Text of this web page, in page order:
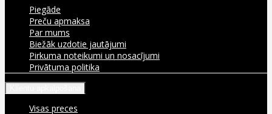
Piegāde
Preču apmaksa
Par mums
Biežāk uzdotie jautājumi
Pirkuma noteikumi un nosacījumi
Privātuma politika
Visas preces